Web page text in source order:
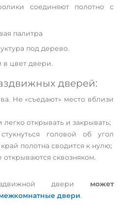
соединяют полотно с
палитра
под дерево.
цвет двери.
дверей:
Не «съедают» место вблизи
легко открывать и закрывать;
головой об угол
полотна сводится к нулю;
сквозняком.
двери может
двери.